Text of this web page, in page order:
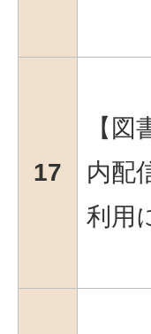
17
【
内配
利用